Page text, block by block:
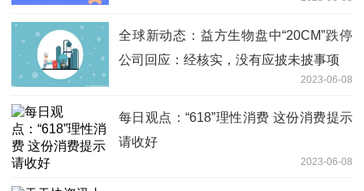
全球新动态：益方生物盘中“20CM”跌停
公司回应：经核实，没有应披未披事项
2023-06-08
每日观点：“618”理性消费 这份消费提示
请收好
2023-06-08